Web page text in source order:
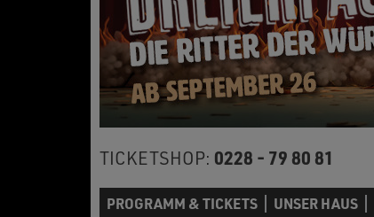
TICKETSHOP: 0228 - 79 80 81
PROGRAMM & TICKETS UNSER HAUS